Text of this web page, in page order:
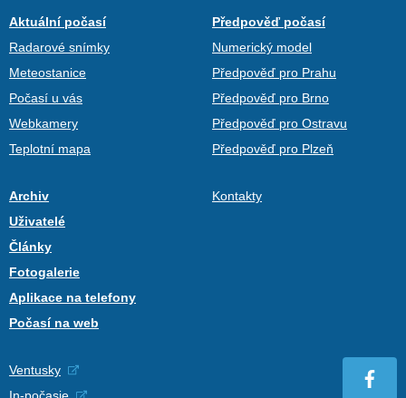
Aktuální počasí
Radarové snímky
Meteostanice
Počasí u vás
Webkamery
Teplotní mapa
Předpověď počasí
Numerický model
Předpověď pro Prahu
Předpověď pro Brno
Předpověď pro Ostravu
Předpověď pro Plzeň
Archiv
Uživatelé
Články
Fotogalerie
Aplikace na telefony
Počasí na web
Kontakty
Ventusky